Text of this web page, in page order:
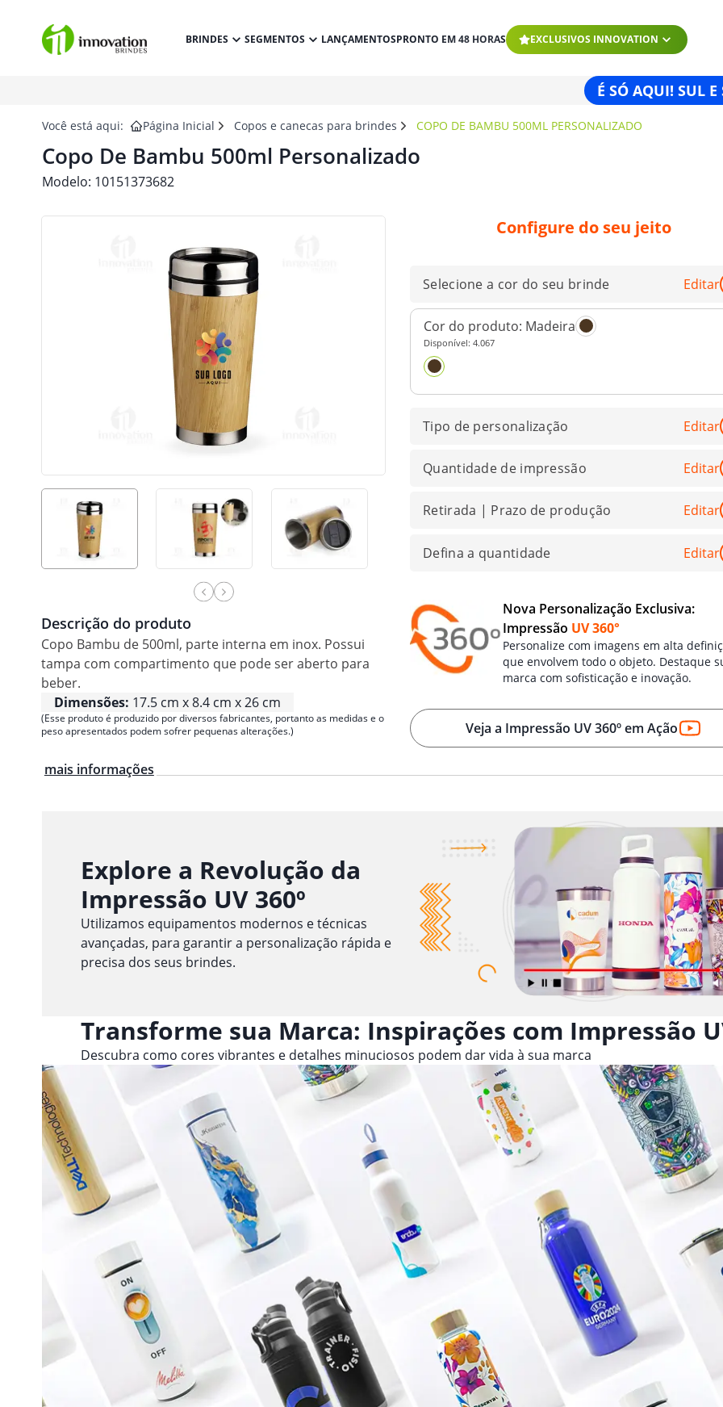
BRINDES SEGMENTOS LANÇAMENTOSPRONTO EM 48 HORAS EXCLUSIVOS INNOVATION
É SÓ AQUI! SUL E
Você está aqui: Página Inicial Copos e canecas para brindes COPO DE BAMBU 500ML PERSONALIZADO
Copo De Bambu 500ml Personalizado
Modelo: 10151373682
Descrição do produto
Copo Bambu de 500ml, parte interna em inox. Possui
tampa com compartimento que pode ser aberto para
beber.
Dimensões: 17.5 cm x 8.4 cm x 26 cm
(Esse produto é produzido por diversos fabricantes, portanto as medidas e o
peso apresentados podem sofrer pequenas alterações.)
Configure do seu jeito
Selecione a cor do seu brinde Editar
Cor do produto: Madeira
Disponível: 4.067
Tipo de personalização Editar
Quantidade de impressão Editar
Retirada | Prazo de produção Editar
Defina a quantidade Editar
Nova Personalização Exclusiva:
Impressão UV 360°
Personalize com imagens em alta
que envolvem todo o objeto. Destaque
marca com sofisticação e inovação.
Veja a Impressão UV 360º em Ação
mais informações
Explore a Revolução da
Impressão UV 360º
Utilizamos equipamentos modernos e técnicas
avançadas, para garantir a personalização rápida e
precisa dos seus brindes.
Transforme sua Marca: Inspirações com Impressão
Descubra como cores vibrantes e detalhes minuciosos podem dar vida à sua marca